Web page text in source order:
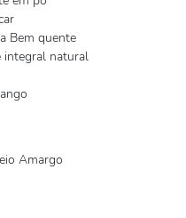
Bem quente
integral natural
Amargo